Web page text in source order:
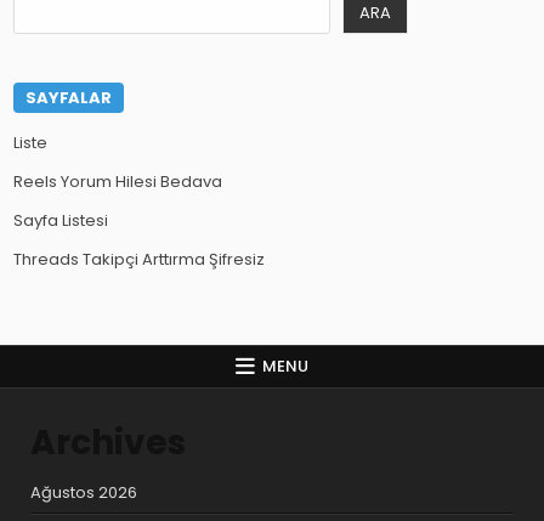
ARA
SAYFALAR
Liste
Reels Yorum Hilesi Bedava
Sayfa Listesi
Threads Takipçi Arttırma Şifresiz
MENU
Ağustos 2026